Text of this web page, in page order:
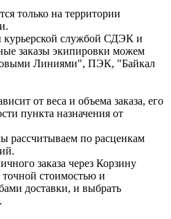
только на территории
курьерской службой СДЭК и
заказы экипировки можем
Линиями", ПЭК, "Байкал
от веса и объема заказа, его
пункта назначения от
рассчитываем по расценкам
заказа через Корзину
стоимостью и
доставки, и выбрать